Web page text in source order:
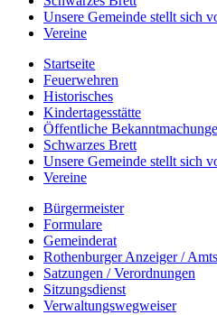
Unsere Gemeinde stellt sich
Vereine
Startseite
Feuerwehren
Historisches
Kindertagesstätte
Öffentliche
Schwarzes Brett
Unsere Gemeinde stellt sich
Vereine
Bürgermeister
Formulare
Gemeinderat
Rothenburger Anzeiger /
Satzungen / Verordnungen
Sitzungsdienst
Verwaltungswegweiser